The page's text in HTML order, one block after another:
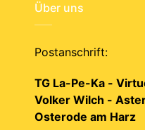
Über uns
Postanschrift:
TG La-Pe-Ka -
Volker Wilch -
Osterode am Harz